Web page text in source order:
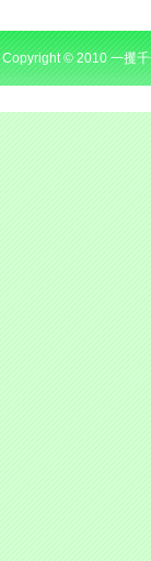
Copyright © 2010 一攫